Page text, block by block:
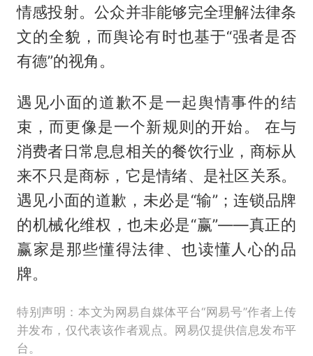
情感投射。公众并非能够完全理解法律条
文的全貌，而舆论有时也基于“强者是否
有德”的视角。
遇见小面的道歉不是一起舆情事件的结
束，而更像是一个新规则的开始。 在与
消费者日常息息相关的餐饮行业，商标从
来不只是商标，它是情绪、是社区关系。
遇见小面的道歉，未必是“输”；连锁品牌
的机械化维权，也未必是“赢”——真正的
赢家是那些懂得法律、也读懂人心的品
牌。
特别声明：本文为网易自媒体平台“网易号”作者上传
并发布，仅代表该作者观点。网易仅提供信息发布平
台。